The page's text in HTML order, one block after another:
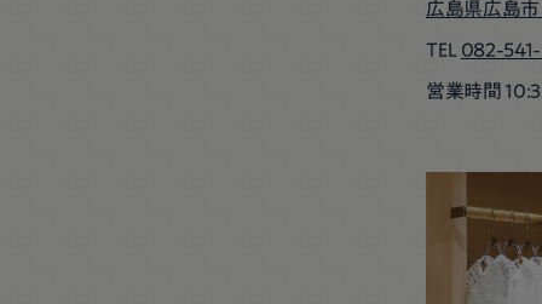
広島県広島
TEL 082-
営業時間